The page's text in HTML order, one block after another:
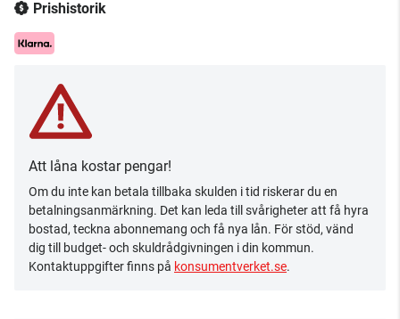
Prishistorik
Att låna kostar pengar!
Om du inte kan betala tillbaka skulden i tid riskerar du en
betalningsanmärkning. Det kan leda till svårigheter att få hyra
bostad, teckna abonnemang och få nya lån. För stöd, vänd
dig till budget- och skuldrådgivningen i din kommun.
Kontaktuppgifter finns på konsumentverket.se.